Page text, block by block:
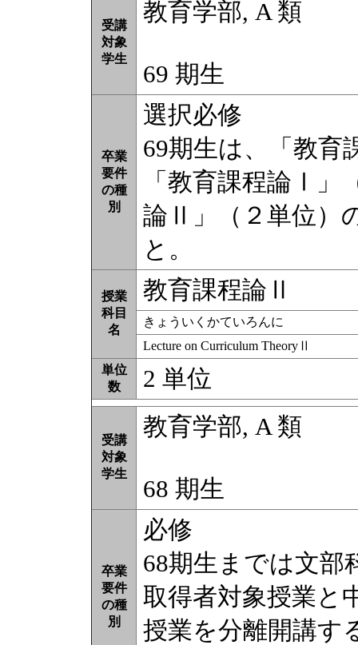
受講
対象
学生
教育学部, A 類
69 期生
卒業
要件
の種
別
選択必修
69期⽣は、「教育
「教育課程論Ⅰ」
論Ⅱ」（２単位）
と。
授業
科目
名
教育課程論Ⅱ
きょういくかていろんに
Lecture on Curriculum TheoryⅡ
単位
数
2 単位
受講
対象
学生
教育学部, A 類
68 期生
卒業
要件
の種
別
必修
68期⽣までは⽂部
取得者対象授業と
授業を分離開講す